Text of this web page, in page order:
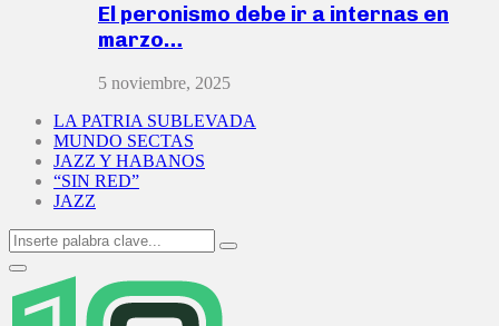
El peronismo debe ir a internas en
marzo…
5 noviembre, 2025
LA PATRIA SUBLEVADA
MUNDO SECTAS
JAZZ Y HABANOS
“SIN RED”
JAZZ
Search
for:
Search
Primary
Menu